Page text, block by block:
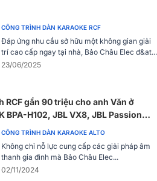
CÔNG TRÌNH DÀN KARAOKE RCF
Đáp ứng nhu cầu sở hữu một không gian giải
trí cao cấp ngay tại nhà, Bảo Châu Elec đ&at...
23/06/2025
RCF gần 90 triệu cho anh Văn ở
BPA-H102, JBL VX8, JBL Passion
CÔNG TRÌNH DÀN KARAOKE ALTO
Không chỉ nỗ lực cung cấp các giải pháp âm
thanh gia đình mà Bảo Châu Elec...
02/11/2024